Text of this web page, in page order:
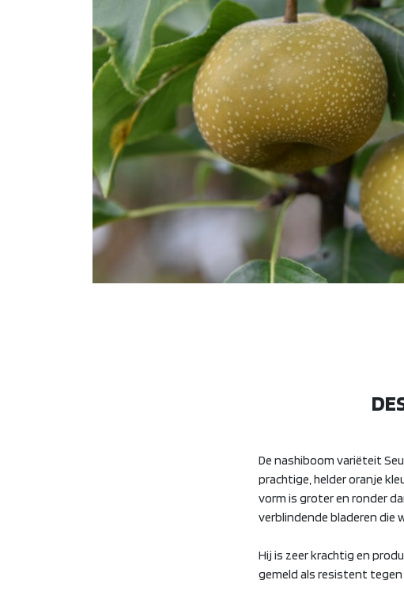
De nashiboom variëteit
prachtige, helder oranje
vorm is groter en ronder
verblindende bladeren die
Hij is zeer krachtig en
gemeld als resistent tegen